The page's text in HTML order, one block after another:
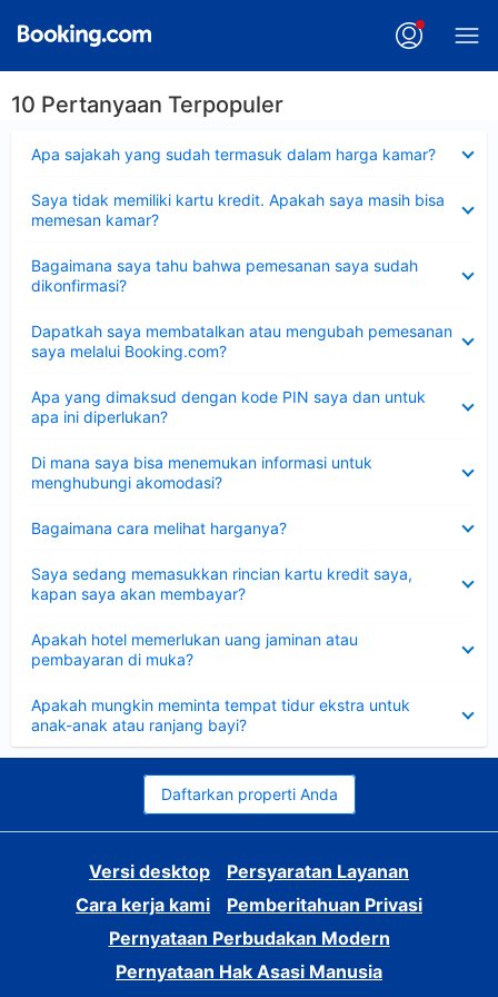
10 Pertanyaan Terpopuler
Apa sajakah yang sudah termasuk dalam harga kamar?
Saya tidak memiliki kartu kredit. Apakah saya masih bisa
memesan kamar?
Bagaimana saya tahu bahwa pemesanan saya sudah
dikonfirmasi?
Dapatkah saya membatalkan atau mengubah pemesanan
saya melalui Booking.com?
Apa yang dimaksud dengan kode PIN saya dan untuk
apa ini diperlukan?
Di mana saya bisa menemukan informasi untuk
menghubungi akomodasi?
Bagaimana cara melihat harganya?
Saya sedang memasukkan rincian kartu kredit saya,
kapan saya akan membayar?
Apakah hotel memerlukan uang jaminan atau
pembayaran di muka?
Apakah mungkin meminta tempat tidur ekstra untuk
anak-anak atau ranjang bayi?
Daftarkan properti Anda
Versi desktop
Persyaratan Layanan
Cara kerja kami
Pemberitahuan Privasi
Pernyataan Perbudakan Modern
Pernyataan Hak Asasi Manusia